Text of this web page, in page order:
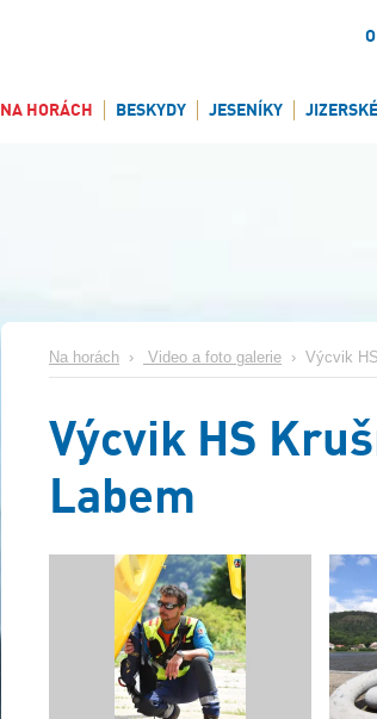
NA HORÁCH BESKYDY JESENÍKY
Na horách › Video a foto galerie › Výcvik
Výcvik HS
Labem